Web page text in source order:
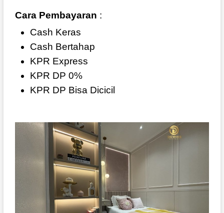
Cara Pembayaran :
Cash Keras
Cash Bertahap
KPR Express
KPR DP 0%
KPR DP Bisa Dicicil